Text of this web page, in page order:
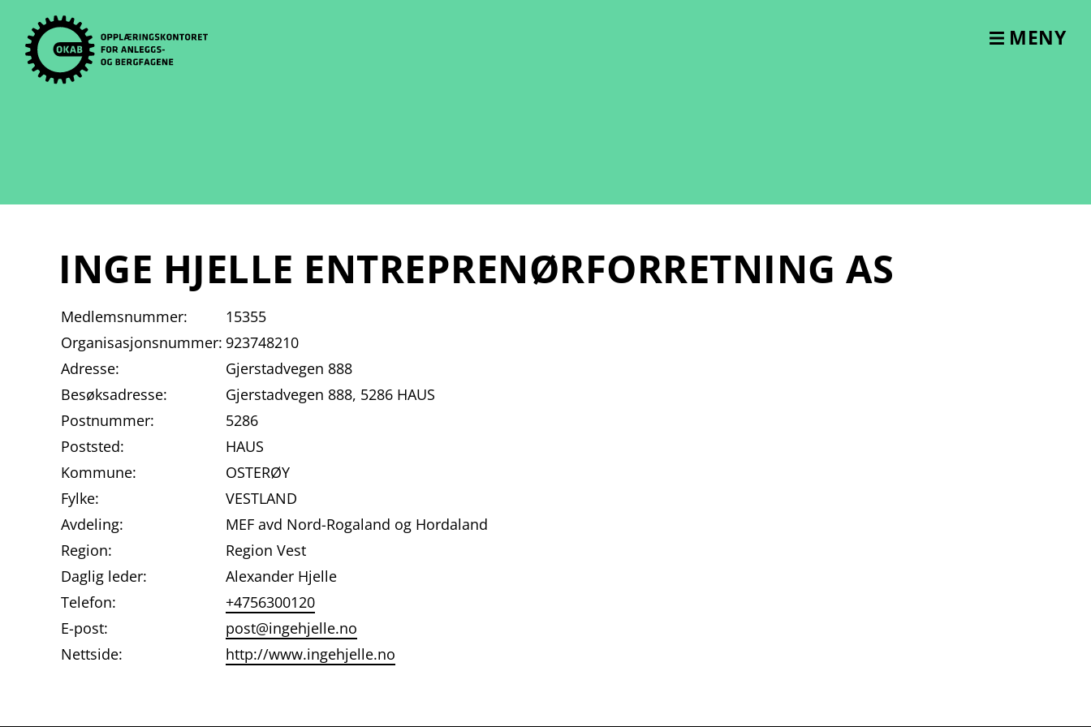
content
MENY
INGE HJELLE ENTREPRENØRFORRETNING AS
Medlemsnummer:
15355
Organisasjonsnummer: 923748210
Adresse:
Gjerstadvegen 888
Besøksadresse:
Gjerstadvegen 888, 5286 HAUS
Postnummer:
5286
Poststed:
HAUS
Kommune:
OSTERØY
Fylke:
VESTLAND
Avdeling:
MEF avd Nord-Rogaland og Hordaland
Region:
Region Vest
Daglig leder:
Alexander Hjelle
Telefon:
+4756300120
E-post:
post@ingehjelle.no
Nettside:
http://www.ingehjelle.no